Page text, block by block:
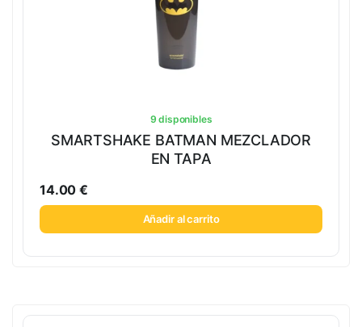
9 disponibles
SMARTSHAKE BATMAN MEZCLADOR
EN TAPA
14.00€
Añadir al carrito